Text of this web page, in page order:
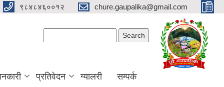
९८४८४६००१२ chure.gaupalika@gmail.com
प्रतिवेदन ग्यालरी सम्पर्क